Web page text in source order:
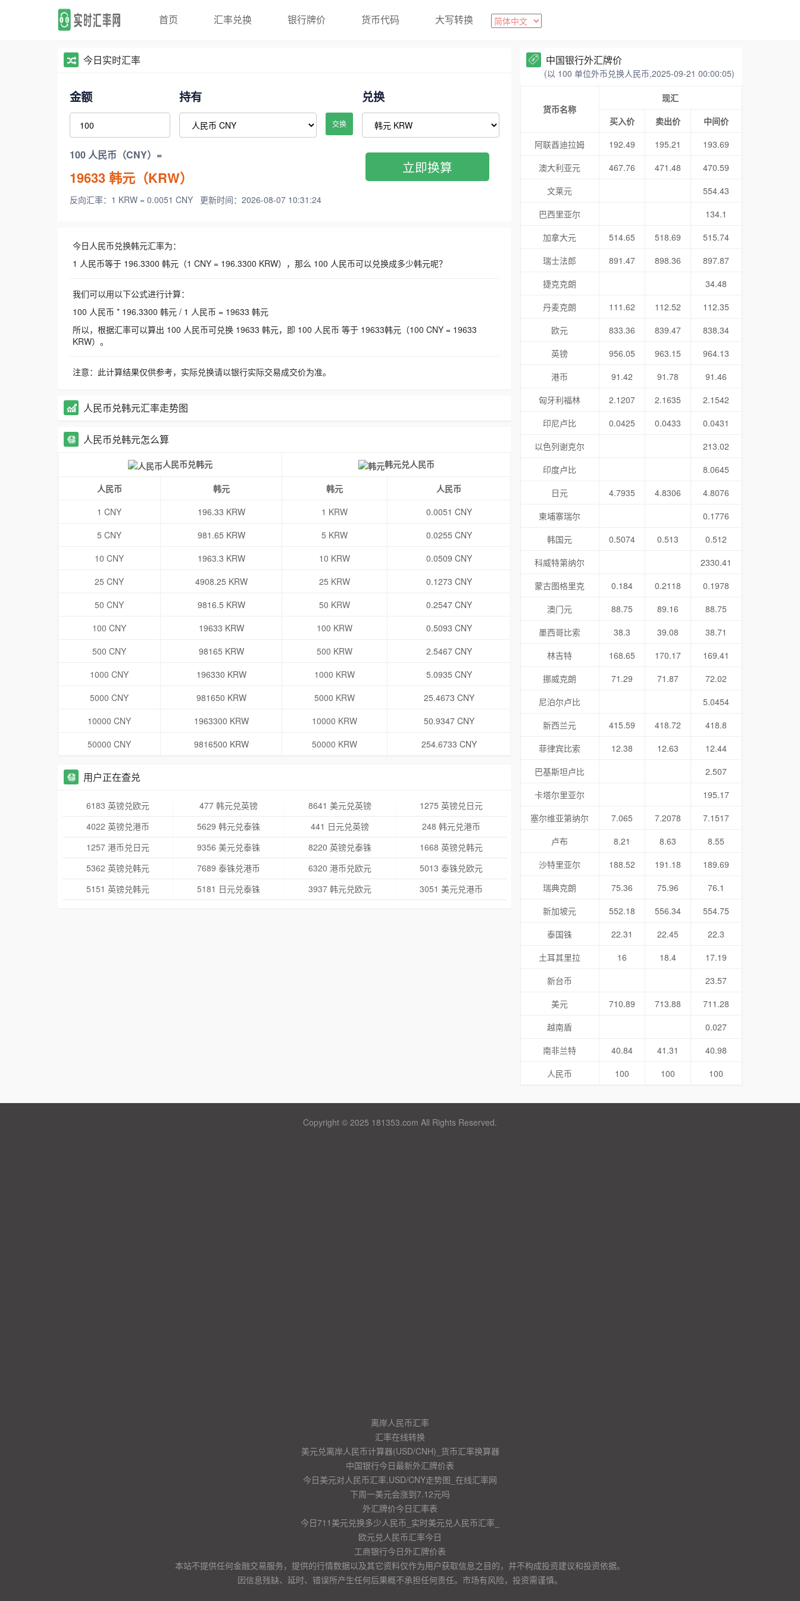
首页 汇率兑换 银行牌价 货币代码 大写转换
今日实时汇率
金额 持有
交换
兑换
100 人民币（CNY）=
19633韩元（KRW）
反向汇率：1 KRW = 0.0051 CNY 更新时间：2026-08-07 10:31:24
立即换算
今日人民币兑换韩元汇率为：
1 人民币等于 196.3300 韩元（1 CNY = 196.3300 KRW），那么 100 人民币可以兑换成多少韩元呢？
我们可以用以下公式进行计算：
100 人民币 * 196.3300 韩元 / 1 人民币 = 19633 韩元
所以，根据汇率可以算出 100 人民币可兑换 19633 韩元，即 100 人民币 等于 19633韩元（100 CNY = 19633
KRW）。
注意：此计算结果仅供参考，实际兑换请以银行实际交易成交价为准。
人民币兑韩元汇率走势图
人民币兑韩元怎么算
人民币兑韩元 韩元兑人民币
人民币 韩元 韩元
人民币
1 CNY
196.33 KRW 1 KRW
0.0051 CNY
5 CNY
981.65 KRW 5 KRW
0.0255 CNY
10 CNY
1963.3 KRW 10 KRW
0.0509 CNY
25 CNY
4908.25 KRW 25 KRW
0.1273 CNY
50 CNY
9816.5 KRW 50 KRW
0.2547 CNY
100 CNY
19633 KRW 100 KRW
0.5093 CNY
500 CNY
98165 KRW 500 KRW
2.5467 CNY
1000 CNY
196330 KRW 1000 KRW
5.0935 CNY
5000 CNY
981650 KRW 5000 KRW
25.4673 CNY
10000 CNY
1963300 KRW 10000 KRW
50.9347 CNY
50000 CNY
9816500 KRW 50000 KRW 254.6733 CNY
用户正在查兑
6183 英镑兑欧元 477 韩元兑英镑 8641 美元兑英镑
1275 英镑兑日元
4022 英镑兑港币
5629 韩元兑泰铢 441 日元兑英镑
248 韩元兑港币
1257 港币兑日元
9356 美元兑泰铢 8220 英镑兑泰铢
1668 英镑兑韩元
5362 英镑兑韩元
7689 泰铢兑港币 6320 港币兑欧元
5013 泰铢兑欧元
5151 英镑兑韩元
5181 日元兑泰铢 3937 韩元兑欧元 3051 美元兑港币
中国银行外汇牌价
(以 100 单位外币兑换人民币,2025-09-21 00:00:05)
货币名称
现汇
买入价
卖出价
中间价
阿联酋迪拉姆
192.49 195.21
193.69
澳大利亚元
467.76 471.48
470.59
文莱元
554.43
巴西里亚尔
134.1
加拿大元
514.65 518.69
515.74
瑞士法郎
891.47 898.36
897.87
捷克克朗
34.48
丹麦克朗
111.62 112.52
112.35
欧元
833.36 839.47
838.34
英镑
956.05 963.15
964.13
港币
91.42 91.78
91.46
匈牙利福林
2.1207 2.1635
2.1542
印尼卢比
0.0425 0.0433
0.0431
以色列谢克尔
213.02
印度卢比
8.0645
日元
4.7935 4.8306
4.8076
柬埔寨瑞尔
0.1776
韩国元
0.5074 0.513
0.512
科威特第纳尔
2330.41
蒙古图格里克
0.184 0.2118
0.1978
澳门元
88.75 89.16
88.75
墨西哥比索
38.3 39.08
38.71
林吉特
168.65 170.17
169.41
挪威克朗
71.29 71.87
72.02
尼泊尔卢比
5.0454
新西兰元
415.59 418.72
418.8
菲律宾比索
12.38 12.63
12.44
巴基斯坦卢比
2.507
卡塔尔里亚尔
195.17
塞尔维亚第纳尔
7.065 7.2078
7.1517
卢布
8.21 8.63
8.55
沙特里亚尔
188.52 191.18
189.69
瑞典克朗
75.36 75.96
76.1
新加坡元
552.18 556.34
554.75
泰国铢
22.31 22.45
22.3
土耳其里拉
16 18.4
17.19
新台币
23.57
美元
710.89 713.88
711.28
越南盾
0.027
南非兰特
40.84 41.31
40.98
人民币
100 100 100
Copyright © 2025 181353.com All Rights Reserved.
离岸人民币汇率
汇率在线转换
美元兑离岸人民币计算器(USD/CNH)_货币汇率换算器
中国银行今日最新外汇牌价表
今日美元对人民币汇率,USD/CNY走势图_在线汇率网
下周一美元会涨到7.12元吗
外汇牌价今日汇率表
今日711美元兑换多少人民币_实时美元兑人民币汇率_
欧元兑人民币汇率今日
工商银行今日外汇牌价表
本站不提供任何金融交易服务，提供的行情数据以及其它资料仅作为用户获取信息之目的，并不构成投资建议和投资依据。
因信息残缺、延时、错误所产生任何后果概不承担任何责任。市场有风险，投资需谨慎。